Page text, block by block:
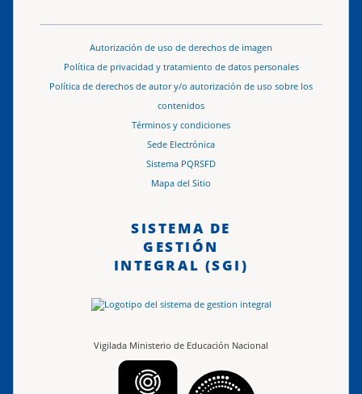
Autorización de uso de derechos de imagen
Política de privacidad y tratamiento de datos personales
Política de derechos de autor y/o autorización de uso sobre los
contenidos
Términos y condiciones
Sede Electrónica
Sistema PQRSFD
Mapa del Sitio
SISTEMA DE
GESTIÓN
INTEGRAL (SGI)
Vigilada Ministerio de Educación Nacional